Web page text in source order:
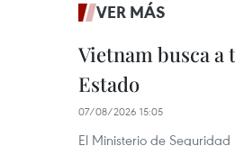
VER MÁS
Vietnam busca a
Estado
07/08/2026 15:05
El Ministerio de